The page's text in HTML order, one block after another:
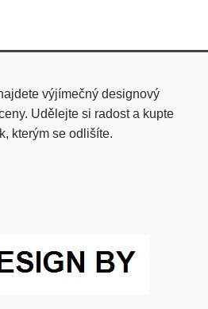
výjímečný designový
Udělejte si radost a kupte
kterým se odlišíte.